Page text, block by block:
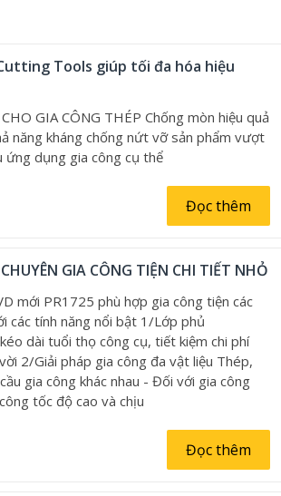
Tools giúp tối đa hóa hiệu
GIA CÔNG THÉP Chống mòn hiệu quả
năng kháng chống nứt vỡ sản phẩm vượt
ứng dụng gia công cụ thể
Đọc thêm
GIA CÔNG TIỆN CHI TIẾT NHỎ
mới PR1725 phù hợp gia công tiện các
các tính năng nổi bật 1/Lớp phủ
dài tuổi thọ công cụ, tiết kiệm chi phí
2/Giải pháp gia công đa vật liệu Thép,
gia công khác nhau - Đối với gia công
tốc độ cao và chịu
Đọc thêm